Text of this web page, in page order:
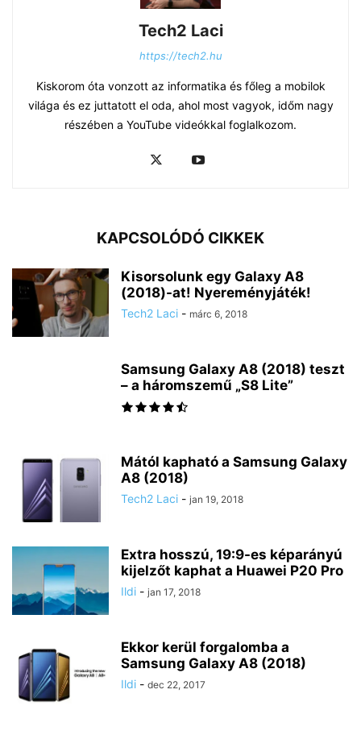
Tech2 Laci
https://tech2.hu
Kiskorom óta vonzott az informatika és főleg a mobilok
világa és ez juttatott el oda, ahol most vagyok, időm nagy
részében a YouTube videókkal foglalkozom.
KAPCSOLÓDÓ CIKKEK
Kisorsolunk egy Galaxy A8
(2018)-at! Nyereményjáték!
Tech2 Laci - márc 6, 2018
Samsung Galaxy A8 (2018) teszt
– a háromszemű „S8 Lite”
Mától kapható a Samsung Galaxy
A8 (2018)
Tech2 Laci - jan 19, 2018
Extra hosszú, 19:9-es képarányú
kijelzőt kaphat a Huawei P20 Pro
Ildi - jan 17, 2018
Ekkor kerül forgalomba a
Samsung Galaxy A8 (2018)
Ildi - dec 22, 2017